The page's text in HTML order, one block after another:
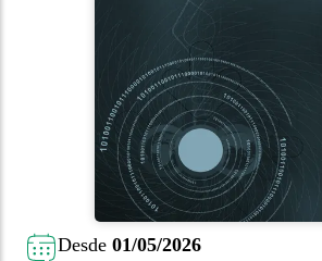
Desde 01/05/2026